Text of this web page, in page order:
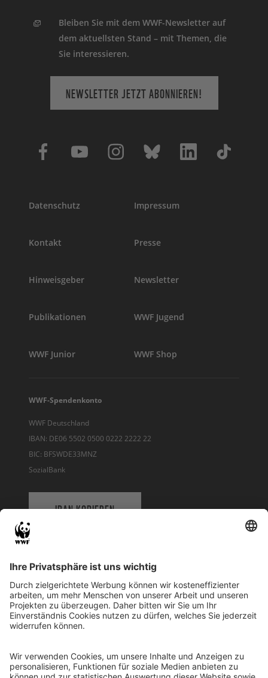
Bleiben Sie mit dem WWF-Newsletter auf
dem aktuellsten Stand – mit Themen, die
Sie interessieren.
NEWSLETTER JETZT ABONNIEREN!
Datenschutz Impressum
Kontakt Presse
Hinweisgeber Newsletter
Publikationen WWF Jugend
WWF Junior WWF Shop
WWF-Spendenkonto
WWF Deutschland
IBAN: DE06 5502 0500 0222 2222 22
BIC: BFSWDE33MNZ
SozialBank
IBAN KOPIEREN
WWF Deutschland
Reinhardtstr. 18
10117 Berlin
Ihre Spende kann steuerlich geltend gemacht werden